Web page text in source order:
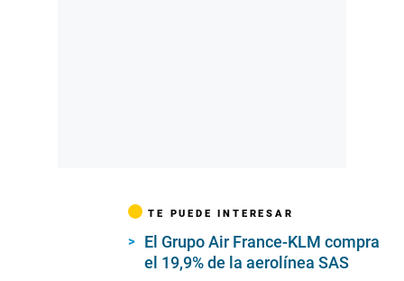
TE PUEDE INTERESAR
El Grupo Air France-KLM compra
el 19,9% de la aerolínea SAS